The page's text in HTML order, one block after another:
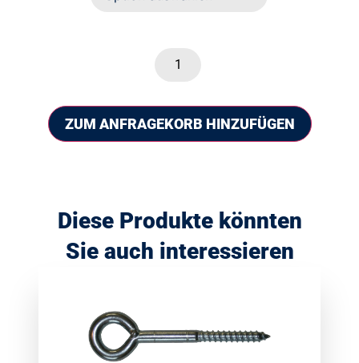
ZUM ANFRAGEKORB HINZUFÜGEN
Diese Produkte könnten
Sie auch interessieren